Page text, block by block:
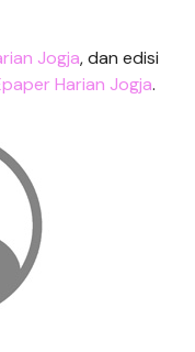
Jogja, dan edisi
Harian Jogja.